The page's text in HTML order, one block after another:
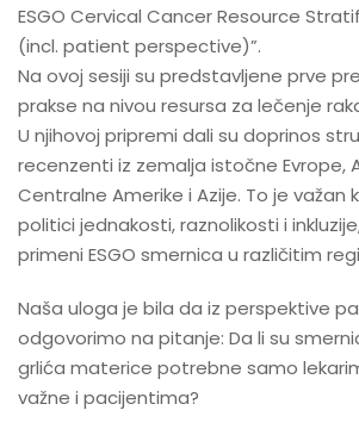
ESGO Cervical Cancer Resource
(incl. patient perspective)”.
Na ovoj sesiji su predstavljene prve
prakse na nivou resursa za lečenje
U njihovoj pripremi dali su doprinos
recenzenti iz zemalja istočne Evrope,
Centralne Amerike i Azije. To je važan
politici jednakosti, raznolikosti i
primeni ESGO smernica u različitim
Naša uloga je bila da iz perspektive
odgovorimo na pitanje: Da li su
grlića materice potrebne samo
važne i pacijentima?